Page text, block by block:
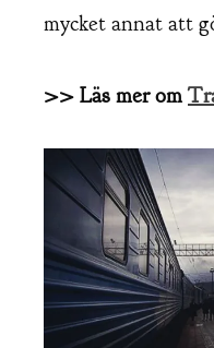
mycket annat att
>> Läs mer om